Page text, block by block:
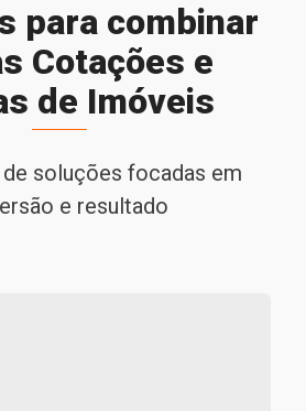
para combinar
Cotações e
de Imóveis
soluções focadas em
e resultado